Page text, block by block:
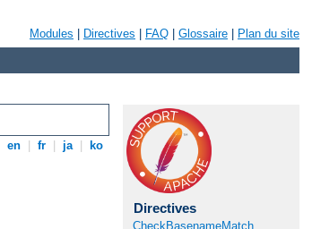
Modules Directives FAQ Glossaire Plan du site
en fr ja ko
Directives
CheckBasenameMatch